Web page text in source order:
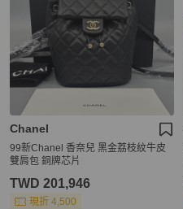
Chanel
99新Chanel 香奈兒 黑金荔枝紋牛皮
雙肩包 銅牌芯片
TWD 201,946
現折 4,500